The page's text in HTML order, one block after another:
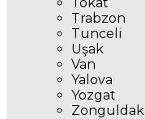
Trabzon
Tunceli
Uşak
Van
Yalova
Yozgat
Zonguldak